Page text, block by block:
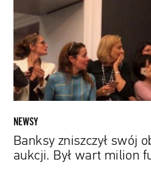
podczas
aukcji.
Był
wart
milion
funtów
NEWSY
Banksy zniszczył swój
aukcji. Był wart milion